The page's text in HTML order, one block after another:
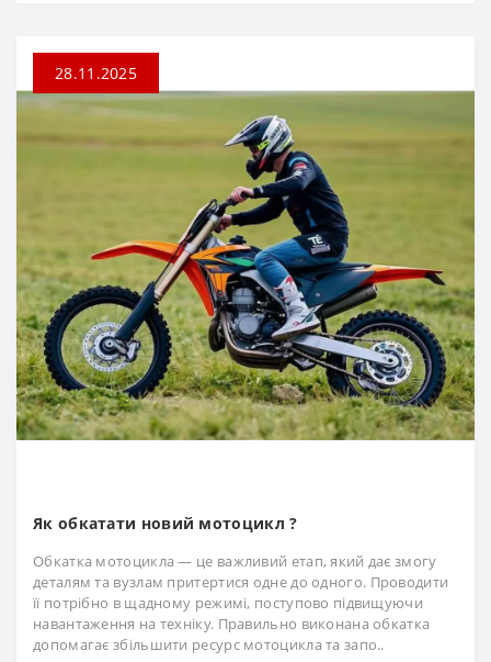
28.11.2025
Як обкатати новий мотоцикл ?
Обкатка мотоцикла — це важливий етап, який дає змогу
деталям та вузлам притертися одне до одного. Проводити
її потрібно в щадному режимі, поступово підвищуючи
навантаження на техніку. Правильно виконана обкатка
допомагає збільшити ресурс мотоцикла та запо..